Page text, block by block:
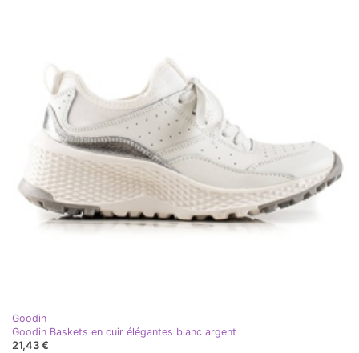
Goodin
Goodin Baskets en cuir élégantes blanc argent
21,43 €